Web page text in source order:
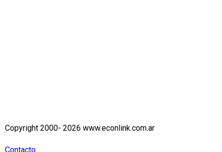
Copyright 2000- 2026 www.econlink.com.ar
Contacto